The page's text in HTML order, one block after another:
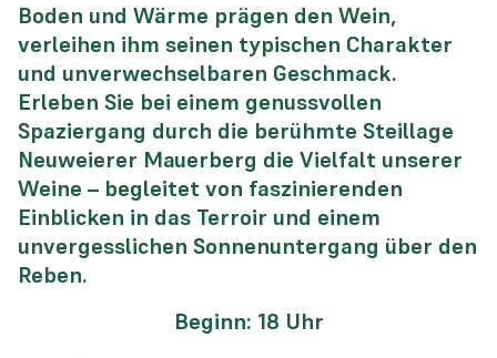
Boden und Wärme prägen den Wein,
verleihen ihm seinen typischen Charakter
und unverwechselbaren Geschmack.
Erleben Sie bei einem genussvollen
Spaziergang durch die berühmte Steillage
Neuweierer Mauerberg die Vielfalt unserer
Weine – begleitet von faszinierenden
Einblicken in das Terroir und einem
unvergesslichen Sonnenuntergang über den
Reben.
Beginn: 18 Uhr